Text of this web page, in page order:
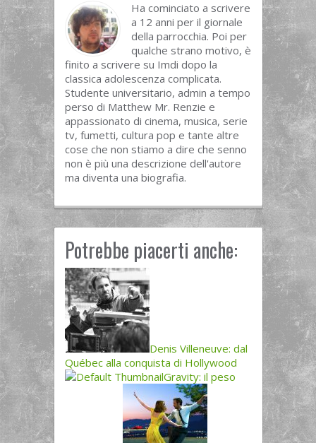
Ha cominciato a scrivere
a 12 anni per il giornale
della parrocchia. Poi per
qualche strano motivo, è
finito a scrivere su Imdi dopo la
classica adolescenza complicata.
Studente universitario, admin a tempo
perso di Matthew Mr. Renzie e
appassionato di cinema, musica, serie
tv, fumetti, cultura pop e tante altre
cose che non stiamo a dire che senno
non è più una descrizione dell'autore
ma diventa una biografia.
Potrebbe piacerti anche:
Denis Villeneuve: dal
Québec alla conquista di Hollywood
Gravity: il peso